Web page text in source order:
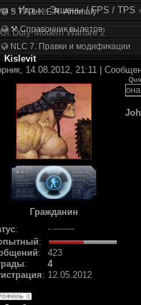
S.T.A.L.K.E.R. Anomaly
⚒ Справочник вылетов
NLC 7. Правки и модификации
» Игры » Экшены / FPS / TPS
Duty Modern Warfare 2
Kislevit
14.08.2012, 21:11 |
Гражданин
:
:
:
423
:
4
: 12.05.2012